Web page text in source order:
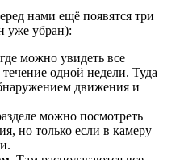
нами ещё появятся три
уже убран):
можно увидеть все
одной недели. Туда
движения и
можно посмотреть
но только если в камеру